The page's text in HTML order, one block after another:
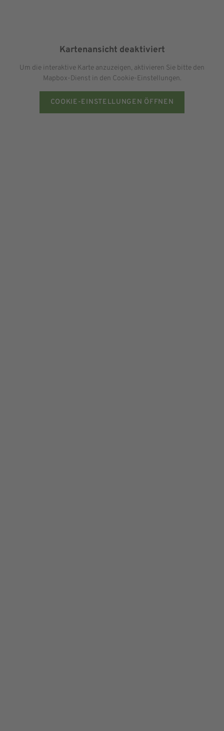
Kartenansicht deaktiviert
Um die interaktive Karte anzuzeigen, aktivieren Sie bitte den
Mapbox-Dienst in den Cookie-Einstellungen.
COOKIE-EINSTELLUNGEN ÖFFNEN